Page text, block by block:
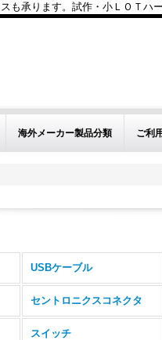
承ります。試作・小ＬＯＴハ
海外メーカー製品分類 ご利
USBケーブル
セントロニクスコネクタ
スイッチ